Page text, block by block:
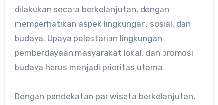
dilakukan secara berkelanjutan, dengan
memperhatikan aspek lingkungan, sosial, dan
budaya. Upaya pelestarian lingkungan,
pemberdayaan masyarakat lokal, dan promosi
budaya harus menjadi prioritas utama.
Dengan pendekatan pariwisata berkelanjutan,